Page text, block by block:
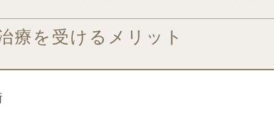
療を受けるメリット